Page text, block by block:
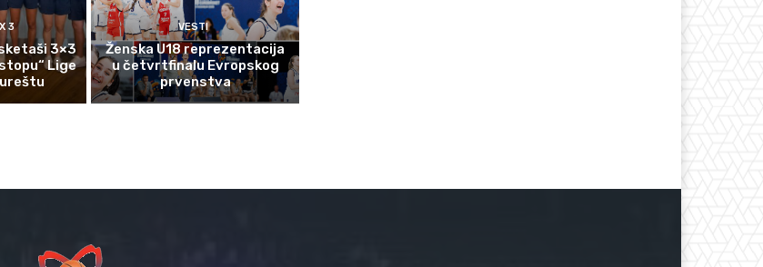
3
3×3
Lige
VESTI
Ženska U18 reprezentacija
u četvrtfinalu Evropskog
prvenstva